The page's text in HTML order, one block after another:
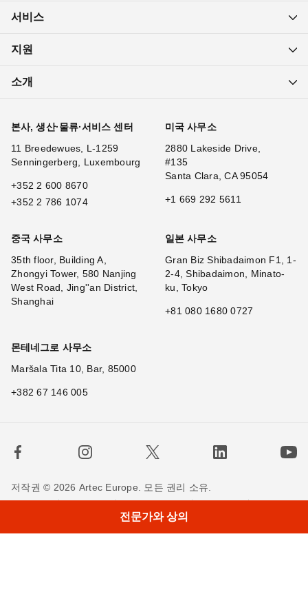
서비스
지원
소개
본사, 생산·물류·서비스 센터
11 Breedewues, L-1259
Senningerberg, Luxembourg
+352 2 600 8670
+352 2 786 1074
미국 사무소
2880 Lakeside Drive,
#135
Santa Clara, CA 95054
+1 669 292 5611
중국 사무소
35th floor, Building A,
Zhongyi Tower, 580 Nanjing
West Road, Jing''an District,
Shanghai
일본 사무소
Gran Biz Shibadaimon F1, 1-
2-4, Shibadaimon, Minato-
ku, Tokyo
+81 080 1680 0727
몬테네그로 사무소
Maršala Tita 10, Bar, 85000
+382 67 146 005
저작권 © 2026 Artec Europe. 모든 권리 소유.
전문가와 상의